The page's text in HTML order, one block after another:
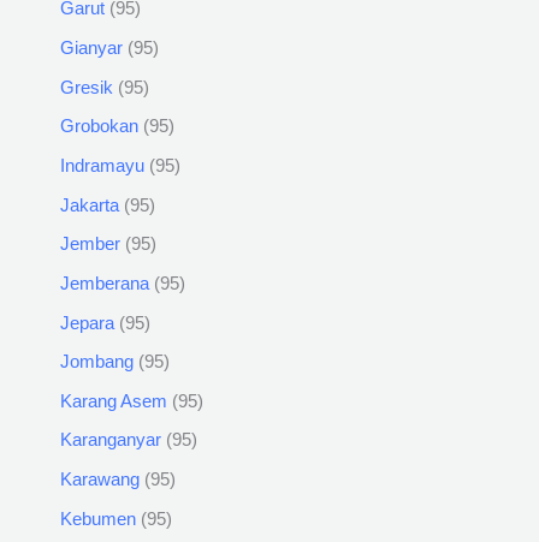
Garut 95
Gianyar 95
Gresik 95
Grobokan 95
Indramayu 95
Jakarta 95
Jember 95
Jemberana 95
Jepara 95
Jombang 95
Karang Asem 95
Karanganyar 95
Karawang 95
Kebumen 95